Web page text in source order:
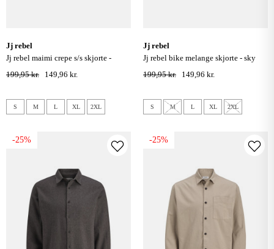
jj rebel
jj rebel maimi crepe s/s skjorte -
desert sage
199,95 kr. 149,96 kr.
S M L XL 2XL
jj rebel
jj rebel bike melange skjorte - sky
captain
199,95 kr. 149,96 kr.
S M L XL 2XL
-25% -25%